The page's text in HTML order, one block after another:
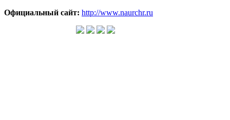
Официальный сайт: http://www.naurchr.ru